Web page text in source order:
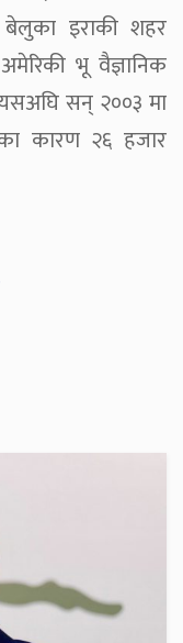
इराकी शहर
भू वैज्ञानिक
सन् २००३ मा
कारण २६ हजार